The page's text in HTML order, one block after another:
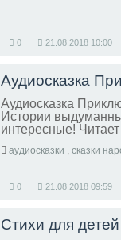
0 21.08.2018 10:00
Аудиосказка
Аудиосказка
Истории
интересные!
аудиосказки , сказки
0 21.08.2018 09:59
Стихи для